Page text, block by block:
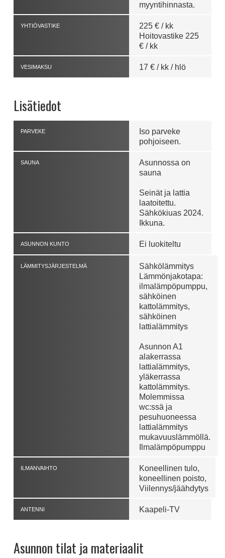
myyntihinnasta.
YHTIÖVASTIKE
225 € / kk
Hoitovastike 225
€ / kk
VESIMAKSU 17 € / kk / hlö
Lisätiedot
PARVEKE
Iso parveke
pohjoiseen.
SAUNA
Asunnossa on
sauna
Seinät ja lattia
laatoitettu.
Sähkökiuas 2024.
Ikkuna.
ASUNNON KUNTO Ei luokiteltu
LÄMMITYSJÄRJESTELMÄ
Sähkölämmitys
Lämmönjakotapa:
ilmalämpöpumppu,
sähköinen
kattolämmitys,
sähköinen
lattialämmitys
Asunnon A1
alakerrassa
lattialämmitys,
yläkerrassa
kattolämmitys.
Molemmissa
wc:ssä ja
pesuhuoneessa
lattialämmitys
mukavuuslämmöllä.
Ilmalämpöpumppu
ILMANVAIHTO
Koneellinen tulo,
koneellinen poisto,
Viilennys/jäähdytys
ANTENNI Kaapeli-TV
Asunnon tilat ja materiaalit